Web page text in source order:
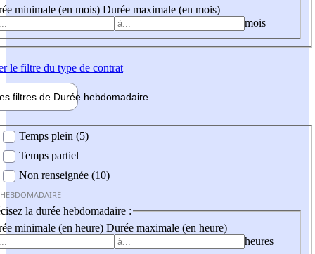
minimale (en mois) Durée maximale (en mois)
mois
le filtre du type de contrat
filtres de Durée hebdomadaire
Temps plein (5)
Temps partiel
Non renseignée (10)
la durée hebdomadaire :
minimale (en heure) Durée maximale (en heure)
heures